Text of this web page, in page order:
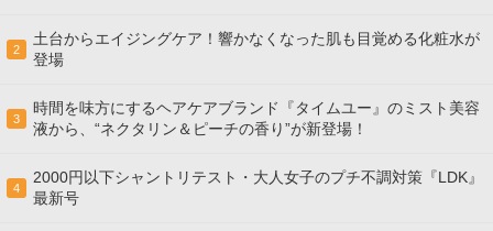
2
土台からエイジングケア！響かなくなった肌も目覚める化粧水が
登場
3
時間を味方にするヘアケアブランド『タイムユー』のミスト美容
液から、“ネクタリン＆ピーチの香り”が新登場！
4
2000円以下シャントリテスト・大人女子のプチ不調対策『LDK』
最新号